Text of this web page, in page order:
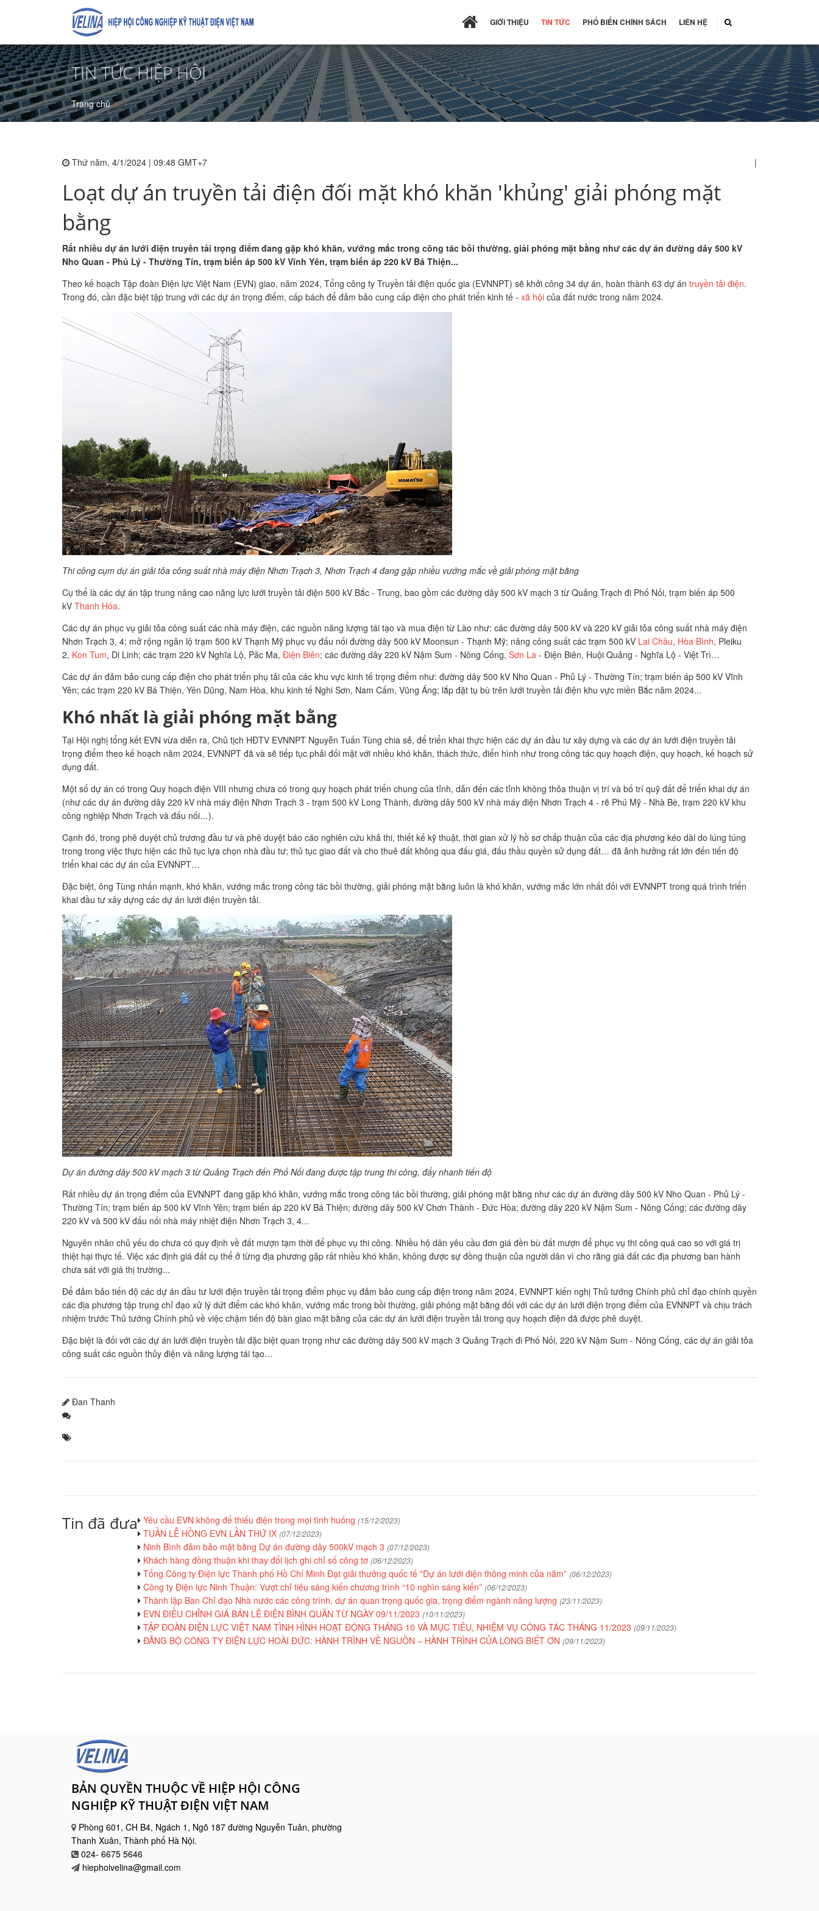
GIỚI THIỆU TIN TỨC PHỔ BIẾN CHÍNH SÁCH LIÊN HỆ
TIN TỨC HIỆP HỘI
Trang chủ
Thứ năm, 4/1/2024 | 09:48 GMT+7 |
Loạt dự án truyền tải điện đối mặt khó khăn 'khủng' giải phóng mặt
bằng
Rất nhiều dự án lưới điện truyền tải trọng điểm đang gặp khó khăn, vướng mắc trong công tác bồi thường, giải phóng mặt bằng như các dự án đường dây 500 kV
Nho Quan - Phủ Lý - Thường Tín, trạm biến áp 500 kV Vĩnh Yên, trạm biến áp 220 kV Bá Thiện...
Theo kế hoạch Tập đoàn Điện lực Việt Nam (EVN) giao, năm 2024, Tổng công ty Truyền tải điện quốc gia (EVNNPT) sẽ khởi công 34 dự án, hoàn thành 63 dự án truyền tải điện.
Trong đó, cần đặc biệt tập trung với các dự án trọng điểm, cấp bách để đảm bảo cung cấp điện cho phát triển kinh tế - xã hội của đất nước trong năm 2024.
Thi công cụm dự án giải tỏa công suất nhà máy điện Nhơn Trạch 3, Nhơn Trạch 4 đang gặp nhiều vướng mắc về giải phóng mặt bằng
Cụ thể là các dự án tập trung nâng cao năng lực lưới truyền tải điện 500 kV Bắc - Trung, bao gồm các đường dây 500 kV mạch 3 từ Quảng Trạch đi Phố Nối, trạm biến áp 500
kV Thanh Hóa.
Các dự án phục vụ giải tỏa công suất các nhà máy điện, các nguồn năng lượng tái tạo và mua điện từ Lào như: các đường dây 500 kV và 220 kV giải tỏa công suất nhà máy điện
Nhơn Trạch 3, 4; mở rộng ngăn lộ trạm 500 kV Thạnh Mỹ phục vụ đấu nối đường dây 500 kV Moonsun - Thạnh Mỹ; nâng công suất các trạm 500 kV Lai Châu, Hòa Bình, Pleiku
2, Kon Tum, Di Linh; các trạm 220 kV Nghĩa Lộ, Păc Ma, Điện Biên; các đường dây 220 kV Nậm Sum - Nông Cống, Sơn La - Điện Biên, Huội Quảng - Nghĩa Lộ - Việt Trì…
Các dự án đảm bảo cung cấp điện cho phát triển phụ tải của các khu vực kinh tế trọng điểm như: đường dây 500 kV Nho Quan - Phủ Lý - Thường Tín; trạm biến áp 500 kV Vĩnh
Yên; các trạm 220 kV Bá Thiện, Yên Dũng, Nam Hòa, khu kinh tế Nghi Sơn, Nam Cấm, Vũng Áng; lắp đặt tụ bù trên lưới truyền tải điện khu vực miền Bắc năm 2024...
Khó nhất là giải phóng mặt bằng
Tại Hội nghị tổng kết EVN vừa diễn ra, Chủ tịch HĐTV EVNNPT Nguyễn Tuấn Tùng chia sẻ, để triển khai thực hiện các dự án đầu tư xây dựng và các dự án lưới điện truyền tải
trọng điểm theo kế hoạch năm 2024, EVNNPT đã và sẽ tiếp tục phải đối mặt với nhiều khó khăn, thách thức, điển hình như trong công tác quy hoạch điện, quy hoạch, kế hoạch sử
dụng đất.
Một số dự án có trong Quy hoạch điện VIII nhưng chưa có trong quy hoạch phát triển chung của tỉnh, dẫn đến các tỉnh không thỏa thuận vị trí và bố trí quỹ đất để triển khai dự án
(như các dự án đường dây 220 kV nhà máy điện Nhơn Trạch 3 - trạm 500 kV Long Thành, đường dây 500 kV nhà máy điện Nhơn Trạch 4 - rẽ Phú Mỹ - Nhà Bè, trạm 220 kV khu
công nghiệp Nhơn Trạch và đấu nối…).
Cạnh đó, trong phê duyệt chủ trương đầu tư và phê duyệt báo cáo nghiên cứu khả thi, thiết kế kỹ thuật, thời gian xử lý hồ sơ chấp thuận của các địa phương kéo dài do lúng túng
trong trong việc thực hiện các thủ tục lựa chọn nhà đầu tư; thủ tục giao đất và cho thuê đất không qua đấu giá, đấu thầu quyền sử dụng đất… đã ảnh hưởng rất lớn đến tiến độ
triển khai các dự án của EVNNPT…
Đặc biệt, ông Tùng nhấn mạnh, khó khăn, vướng mắc trong công tác bồi thường, giải phóng mặt bằng luôn là khó khăn, vướng mắc lớn nhất đối với EVNNPT trong quá trình triển
khai đầu tư xây dựng các dự án lưới điện truyền tải.
Dự án đường dây 500 kV mạch 3 từ Quảng Trạch đến Phố Nối đang được tập trung thi công, đẩy nhanh tiến độ
Rất nhiều dự án trọng điểm của EVNNPT đang gặp khó khăn, vướng mắc trong công tác bồi thường, giải phóng mặt bằng như các dự án đường dây 500 kV Nho Quan - Phủ Lý -
Thường Tín; trạm biến áp 500 kV Vĩnh Yên; trạm biến áp 220 kV Bá Thiện; đường dây 500 kV Chơn Thành - Đức Hòa; đường dây 220 kV Nậm Sum - Nông Cống; các đường dây
220 kV và 500 kV đấu nối nhà máy nhiệt điện Nhơn Trạch 3, 4...
Nguyên nhân chủ yếu do chưa có quy định về đất mượn tạm thời để phục vụ thi công. Nhiều hộ dân yêu cầu đơn giá đền bù đất mượn để phục vụ thi công quá cao so với giá trị
thiệt hại thực tế. Việc xác định giá đất cụ thể ở từng địa phương gặp rất nhiều khó khăn, không được sự đồng thuận của người dân vì cho rằng giá đất các địa phương ban hành
chưa sát với giá thị trường...
Để đảm bảo tiến độ các dự án đầu tư lưới điện truyền tải trọng điểm phục vụ đảm bảo cung cấp điện trong năm 2024, EVNNPT kiến nghị Thủ tướng Chính phủ chỉ đạo chính quyền
các địa phương tập trung chỉ đạo xử lý dứt điểm các khó khăn, vướng mắc trong bồi thường, giải phóng mặt bằng đối với các dự án lưới điện trọng điểm của EVNNPT và chịu trách
nhiệm trước Thủ tướng Chính phủ về việc chậm tiến độ bàn giao mặt bằng của các dự án lưới điện truyền tải trong quy hoạch điện đã được phê duyệt.
Đặc biệt là đối với các dự án lưới điện truyền tải đặc biệt quan trọng như các đường dây 500 kV mạch 3 Quảng Trạch đi Phố Nối, 220 kV Nậm Sum - Nông Cống, các dự án giải tỏa
công suất các nguồn thủy điện và năng lượng tái tạo…
Đan Thanh
Tin đã đưa Yêu cầu EVN không để thiếu điện trong mọi tình huống (15/12/2023)
TUẦN LỄ HỒNG EVN LẦN THỨ IX (07/12/2023)
Ninh Bình đảm bảo mặt bằng Dự án đường dây 500kV mạch 3 (07/12/2023)
Khách hàng đồng thuận khi thay đổi lịch ghi chỉ số công tơ (06/12/2023)
Tổng Công ty Điện lực Thành phố Hồ Chí Minh Đạt giải thưởng quốc tế "Dự án lưới điện thông minh của năm” (06/12/2023)
Công ty Điện lực Ninh Thuận: Vượt chỉ tiêu sáng kiến chương trình “10 nghìn sáng kiến” (06/12/2023)
Thành lập Ban Chỉ đạo Nhà nước các công trình, dự án quan trọng quốc gia, trọng điểm ngành năng lượng (23/11/2023)
EVN ĐIỀU CHỈNH GIÁ BÁN LẺ ĐIỆN BÌNH QUÂN TỪ NGÀY 09/11/2023 (10/11/2023)
TẬP ĐOÀN ĐIỆN LỰC VIỆT NAM TÌNH HÌNH HOẠT ĐỘNG THÁNG 10 VÀ MỤC TIÊU, NHIỆM VỤ CÔNG TÁC THÁNG 11/2023 (09/11/2023)
ĐẢNG BỘ CÔNG TY ĐIỆN LỰC HOÀI ĐỨC: HÀNH TRÌNH VỀ NGUỒN – HÀNH TRÌNH CỦA LÒNG BIẾT ƠN (09/11/2023)
BẢN QUYỀN THUỘC VỀ HIỆP HỘI CÔNG
NGHIỆP KỸ THUẬT ĐIỆN VIỆT NAM
Phòng 601, CH B4, Ngách 1, Ngõ 187 đường Nguyễn Tuân, phường
Thanh Xuân, Thành phố Hà Nội.
024- 6675 5646
hiephoivelina@gmail.com